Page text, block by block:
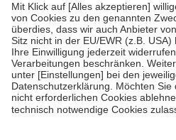
fallenkeine Zuzahlungenan bei:
• Kindern und Jugendlichen bis zum
mit Ausnahme der Fahrkosten
• Untersuchungen zur Vorsorge und
GKV getragen werden
• empfohlenen Schutzimpfungen
• Harn- und Blutteststreifen